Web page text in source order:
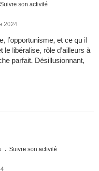
Suivre son activité
2024
l’opportunisme, et ce qu il
le libéralise, rôle d’ailleurs à
parfait. Désillusionnant,
Suivre son activité